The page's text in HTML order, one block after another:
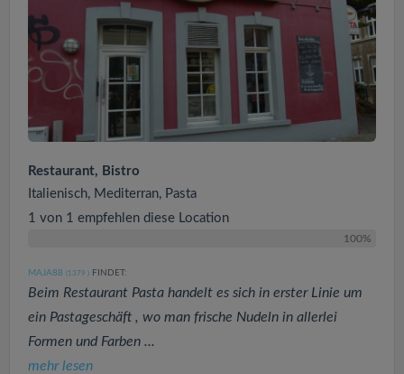
Restaurant, Bistro
Italienisch, Mediterran, Pasta
1 von 1 empfehlen diese Location
100%
MAJA88 (1379 ) FINDET:
Beim Restaurant Pasta handelt es sich in erster Linie um
ein Pastageschäft , wo man frische Nudeln in allerlei
Formen und Farben ...
mehr lesen